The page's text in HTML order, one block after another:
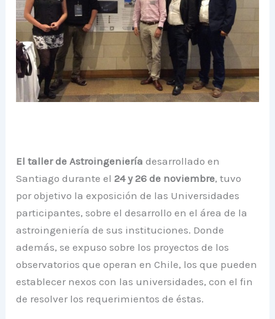
El taller de Astroingeniería desarrollado en
Santiago durante el 24 y 26 de noviembre, tuvo
por objetivo la exposición de las Universidades
participantes, sobre el desarrollo en el área de la
astroingeniería de sus instituciones. Donde
además, se expuso sobre los proyectos de los
observatorios que operan en Chile, los que pueden
establecer nexos con las universidades, con el fin
de resolver los requerimientos de éstas.